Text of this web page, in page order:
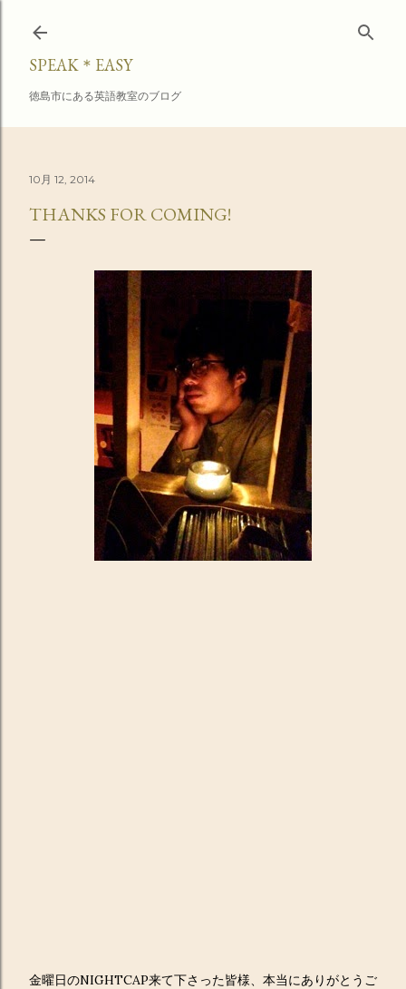
スキップしてメイン コンテンツに移動
SPEAK＊EASY
徳島市にある英語教室のブログ
10月 12, 2014
THANKS FOR COMING!
金曜日のNIGHTCAP来て下さった皆様、本当にありがとうご